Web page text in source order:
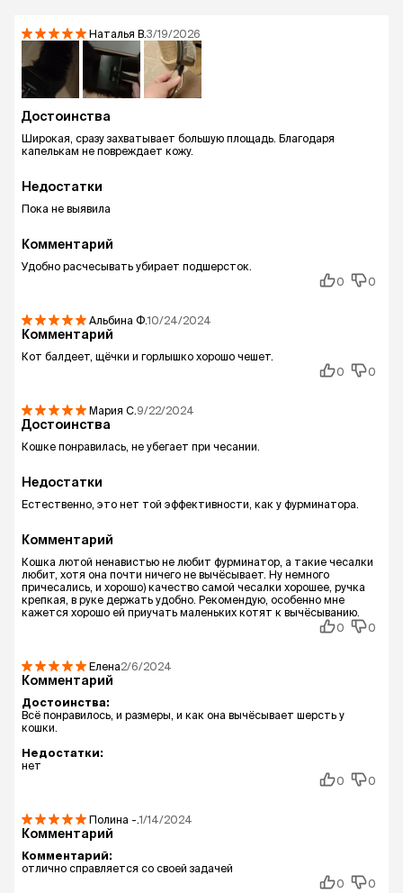
Наталья B. 3/19/2026
Достоинства
Широкая, сразу захватывает большую площадь. Благодаря
капелькам не повреждает кожу.
Недостатки
Пока не выявила
Комментарий
Удобно расчесывать убирает подшерсток.
0
0
Альбина Ф.10/24/2024
Комментарий
Кот балдеет, щёчки и горлышко хорошо чешет.
0
0
Мария С. 9/22/2024
Достоинства
Кошке понравилась, не убегает при чесании.
Недостатки
Естественно, это нет той эффективности, как у фурминатора.
Комментарий
Кошка лютой ненавистью не любит фурминатор, а такие чесалки
любит, хотя она почти ничего не вычëсывает. Ну немного
причесались, и хорошо) качество самой чесалки хорошее, ручка
крепкая, в руке держать удобно. Рекомендую, особенно мне
кажется хорошо ей приучать маленьких котят к вычëсыванию.
0
0
Елена2/6/2024
Комментарий
Достоинства:
Всё понравилось, и размеры, и как она вычёсывает шерсть у
кошки.
Недостатки:
нет
0
0
Полина -.1/14/2024
Комментарий
Комментарий:
отлично справляется со своей задачей
0
0